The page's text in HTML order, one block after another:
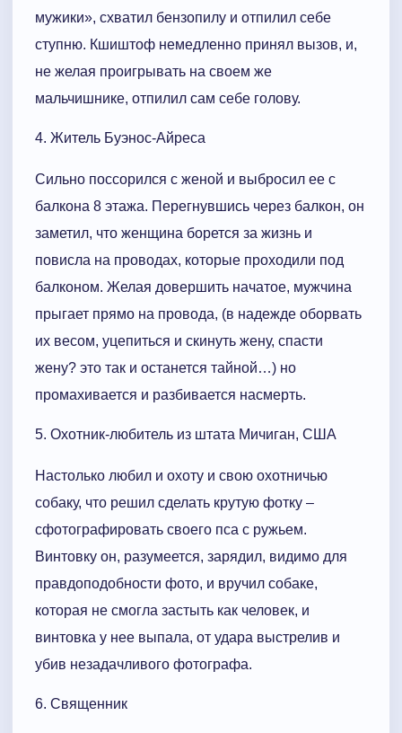
мужики», схватил бензопилу и отпилил себе
ступню. Кшиштоф немедленно принял вызов, и,
не желая проигрывать на своем же
мальчишнике, отпилил сам себе голову.
4. Житель Буэнос-Айреса
Сильно поссорился с женой и выбросил ее с
балкона 8 этажа. Перегнувшись через балкон, он
заметил, что женщина борется за жизнь и
повисла на проводах, которые проходили под
балконом. Желая довершить начатое, мужчина
прыгает прямо на провода, (в надежде оборвать
их весом, уцепиться и скинуть жену, спасти
жену? это так и останется тайной…) но
промахивается и разбивается насмерть.
5. Охотник-любитель из штата Мичиган, США
Настолько любил и охоту и свою охотничью
собаку, что решил сделать крутую фотку –
сфотографировать своего пса с ружьем.
Винтовку он, разумеется, зарядил, видимо для
правдоподобности фото, и вручил собаке,
которая не смогла застыть как человек, и
винтовка у нее выпала, от удара выстрелив и
убив незадачливого фотографа.
6. Священник